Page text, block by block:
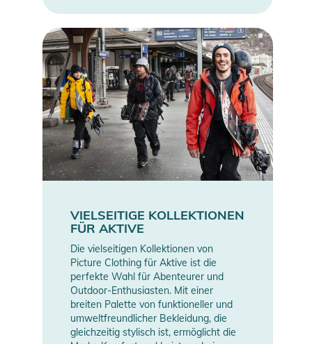
VIELSEITIGE KOLLEKTIONEN
FÜR AKTIVE
Die vielseitigen Kollektionen von
Picture Clothing für Aktive ist die
perfekte Wahl für Abenteurer und
Outdoor-Enthusiasten. Mit einer
breiten Palette von funktioneller und
umweltfreundlicher Bekleidung, die
gleichzeitig stylisch ist, ermöglicht die